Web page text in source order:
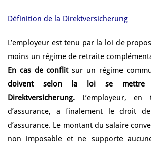
Définition de la Direktversicherung
L’employeur est tenu par la loi de
moins un régime de retraite
En cas de conflitsur un régime
doivent selon la loi se mettre
Direktversicherung. L’employeur,
d’assurance, a finalement le droit
d’assurance. Le montant du salaire
non imposable et ne supporte